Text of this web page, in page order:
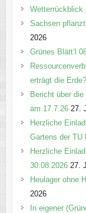
i
e
Wetterrückblick
Sachsen
2026
Grünes Blätt’l
erträgt die Erde?
Bericht über die
am 17.7.26 27.
Herzliche
Gartens der TU
Herzliche
30.08.2026 27.
Heulager ohne
2026
In eigener